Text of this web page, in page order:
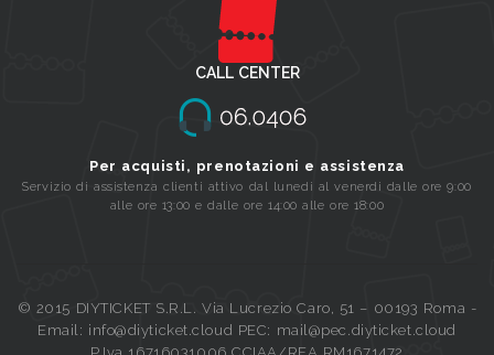
CALL CENTER
Per acquisti, prenotazioni e assistenza
Servizio di assistenza clienti attivo dal lunedi al venerdi dalle ore 9:00
alle ore 13:00 e dalle ore 14:00 alle ore 18:00
© 2015 DIYTICKET S.R.L. Via Lucrezio Caro, 51 – 00193 Roma -
Email: info@diyticket.cloud PEC: mail@pec.diyticket.cloud